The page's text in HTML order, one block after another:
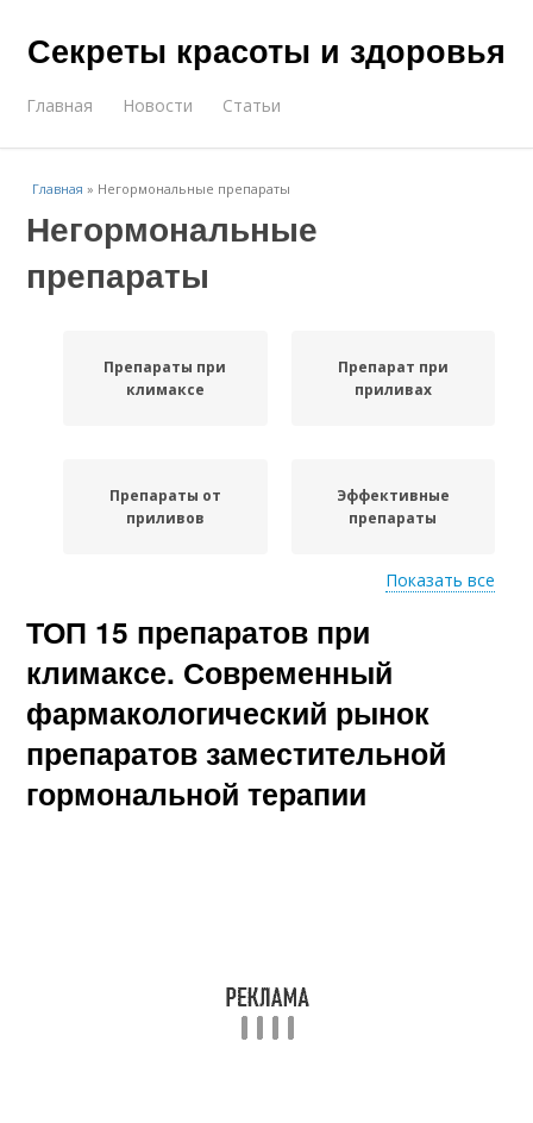
Секреты красоты и здоровья
Главная Новости Статьи
Главная » Негормональные препараты
Негормональные
препараты
Препараты при
климаксе
Препарат при
приливах
Препараты от
приливов
Эффективные
препараты
Немецкий препарат
Препарат от
климакса
Показать все
ТОП 15 препаратов при
климаксе. Современный
фармакологический рынок
препаратов заместительной
гормональной терапии